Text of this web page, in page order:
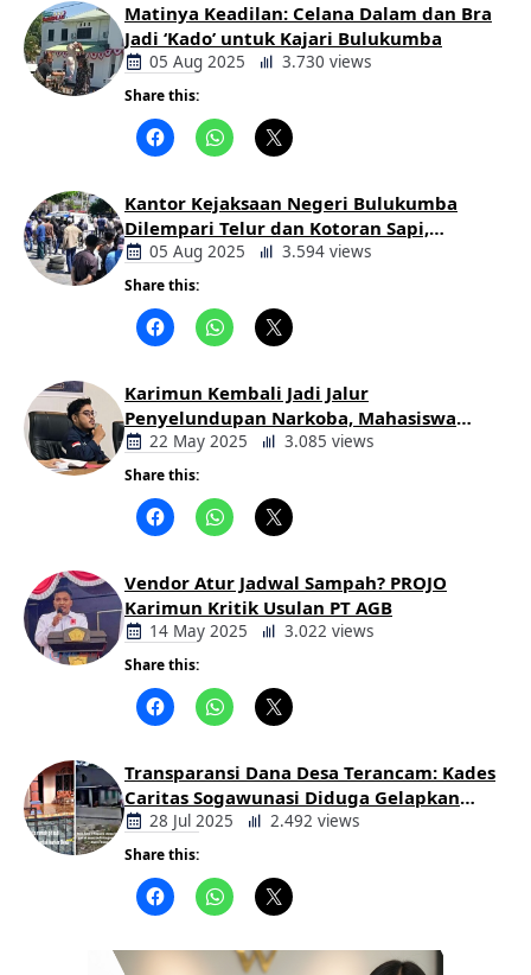
Matinya Keadilan: Celana Dalam dan Bra
Jadi ‘Kado’ untuk Kajari Bulukumba
05 Aug 2025 3.730 views
Share this:
Kantor Kejaksaan Negeri Bulukumba
Dilempari Telur dan Kotoran Sapi,
Keluarga Korban Lakalantas Tuntut
Keadilan
05 Aug 2025 3.594 views
Share this:
Karimun Kembali Jadi Jalur
Penyelundupan Narkoba, Mahasiswa
Desak Pemkab dan Aparat Bertindak
Tegas
22 May 2025 3.085 views
Share this:
Vendor Atur Jadwal Sampah? PROJO
Karimun Kritik Usulan PT AGB
14 May 2025 3.022 views
Share this:
Transparansi Dana Desa Terancam: Kades
Caritas Sogawunasi Diduga Gelapkan
Bantuan untuk Warga
28 Jul 2025 2.492 views
Share this: